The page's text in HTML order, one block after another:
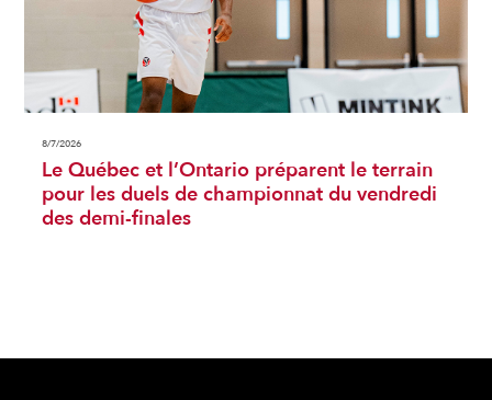
8/7/2026
Le Québec et l’Ontario préparent le terrain
pour les duels de championnat du vendredi
des demi-finales